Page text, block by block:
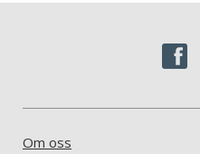
Om oss